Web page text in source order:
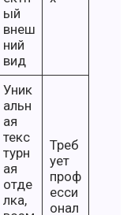
ый
внеш
ний
вид
Уник
альн
ая
текс
турн
ая
отде
лка,
Треб
ует
проф
есси
онал